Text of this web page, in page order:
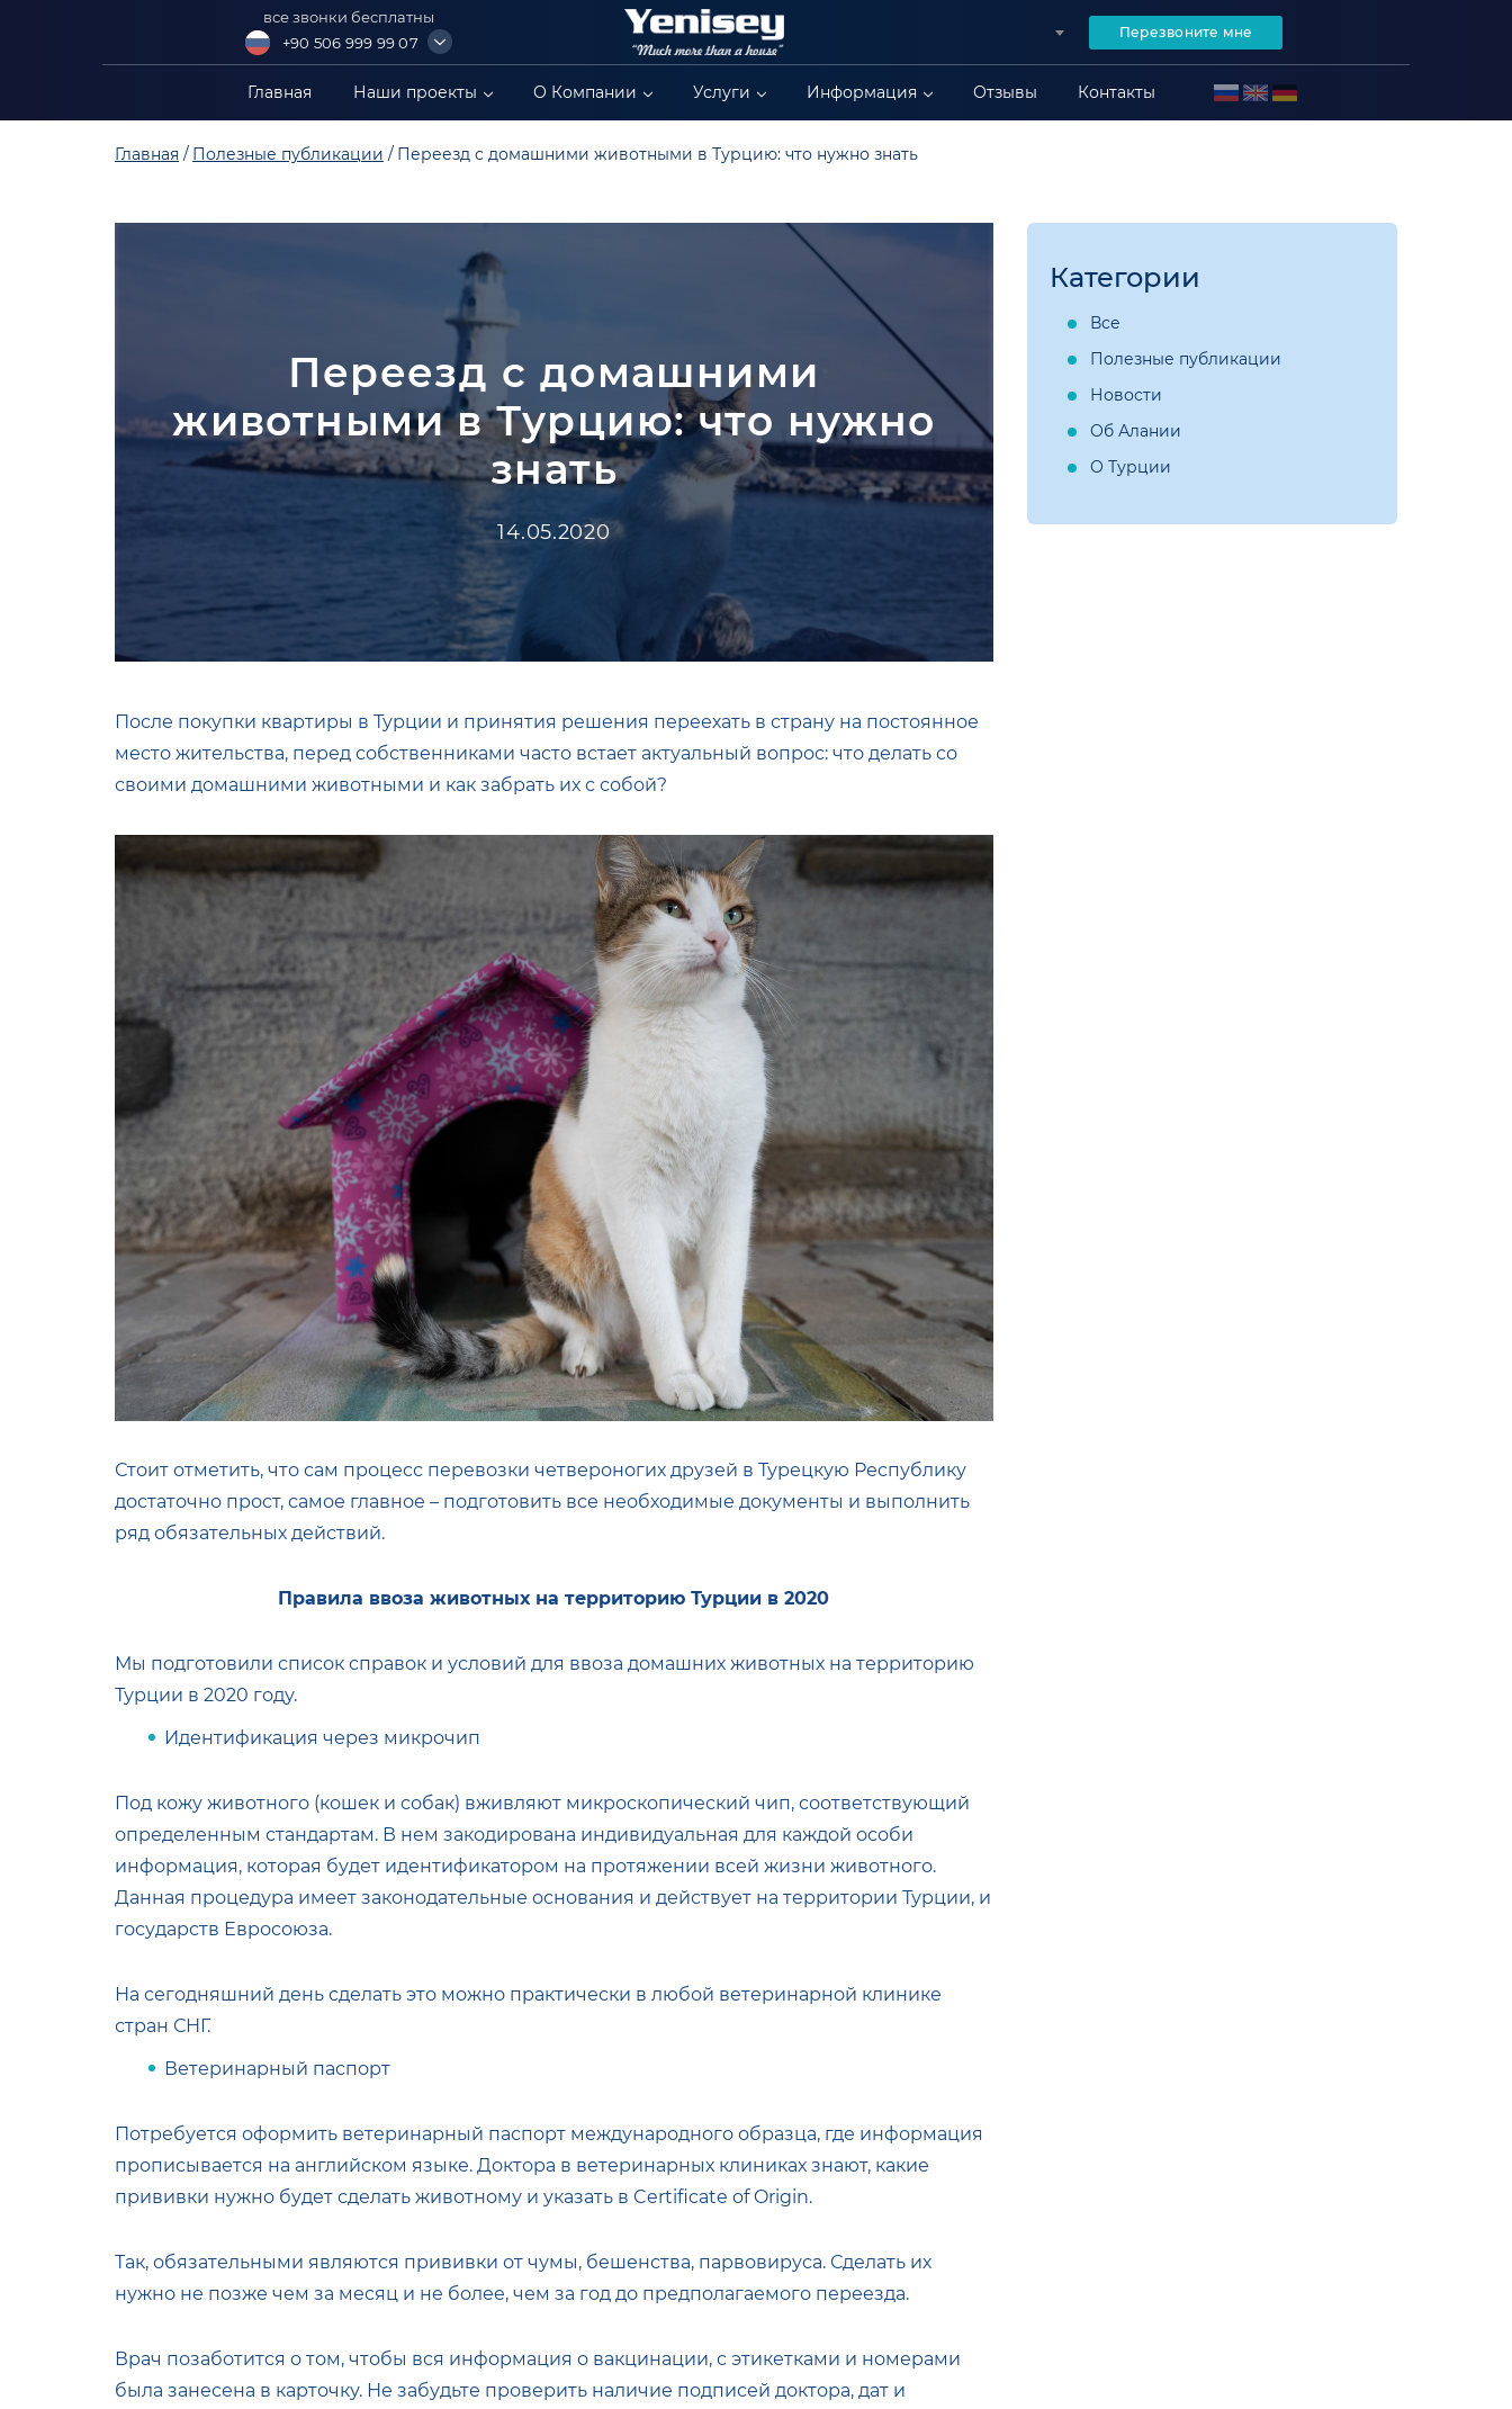
все звонки бесплатны
+90 506 999 99 07
+90 549 304 88 99
+90 549 402 88 89
+90 549 306 88 99
Перезвоните мне
Главная Наши проекты О Компании Услуги Информация Отзывы Контакты
Главная Полезные публикации Переезд с домашними животными в Турцию: что нужно знать
Переезд с домашними
животными в Турцию: что нужно
знать
14.05.2020
После покупки квартиры в Турции и принятия решения переехать в страну на постоянное
место жительства, перед собственниками часто встает актуальный вопрос: что делать со
своими домашними животными и как забрать их с собой?
Стоит отметить, что сам процесс перевозки четвероногих друзей в Турецкую Республику
достаточно прост, самое главное – подготовить все необходимые документы и выполнить
ряд обязательных действий.
Правила ввоза животных на территорию Турции в 2020
Мы подготовили список справок и условий для ввоза домашних животных на территорию
Турции в 2020 году.
Идентификация через микрочип
Под кожу животного (кошек и собак) вживляют микроскопический чип, соответствующий
определенным стандартам. В нем закодирована индивидуальная для каждой особи
информация, которая будет идентификатором на протяжении всей жизни животного.
Данная процедура имеет законодательные основания и действует на территории Турции, и
государств Евросоюза.
На сегодняшний день сделать это можно практически в любой ветеринарной клинике
стран СНГ.
Ветеринарный паспорт
Потребуется оформить ветеринарный паспорт международного образца, где информация
прописывается на английском языке. Доктора в ветеринарных клиниках знают, какие
прививки нужно будет сделать животному и указать в Certificate of Origin.
Так, обязательными являются прививки от чумы, бешенства, парвовируса. Сделать их
нужно не позже чем за месяц и не более, чем за год до предполагаемого переезда.
Врач позаботится о том, чтобы вся информация о вакцинации, с этикетками и номерами
была занесена в карточку. Не забудьте проверить наличие подписей доктора, дат и
Категории
Все
Полезные публикации
Новости
Об Алании
О Турции